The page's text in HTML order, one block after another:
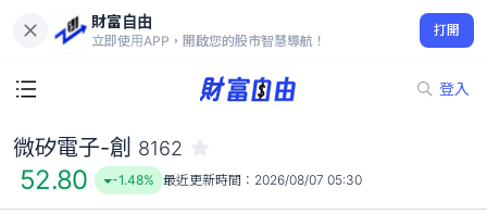
財富自由
立即使用APP，開啟您的股市智慧導航！
打開
登入
52.80
-1.48%
微矽電子-創 8162
52.80 -1.48% 最近更新時間： 2026/08/07 05:30